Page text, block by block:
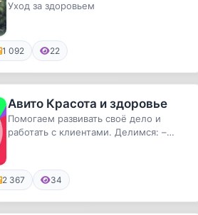
Уход за здоровьем
1 092 22
Авито Красота и здоровье
Помогаем развивать своё дело и
работать с клиентами. Делимся: –
2 367 34